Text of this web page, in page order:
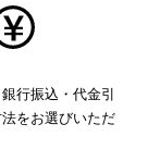
行振込・代金引
をお選びいただ